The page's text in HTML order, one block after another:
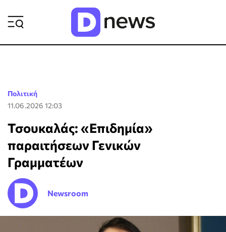
Πολιτική
11.06.2026 12:03
Τσουκαλάς: «Επιδημία»
παραιτήσεων Γενικών
Γραμματέων
Newsroom